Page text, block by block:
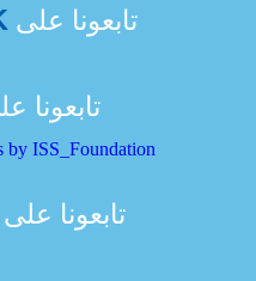
تابعونا على
تابعونا
by ISS_Foundation
تابعونا على